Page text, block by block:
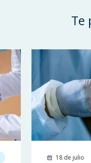
Te
18 de julio